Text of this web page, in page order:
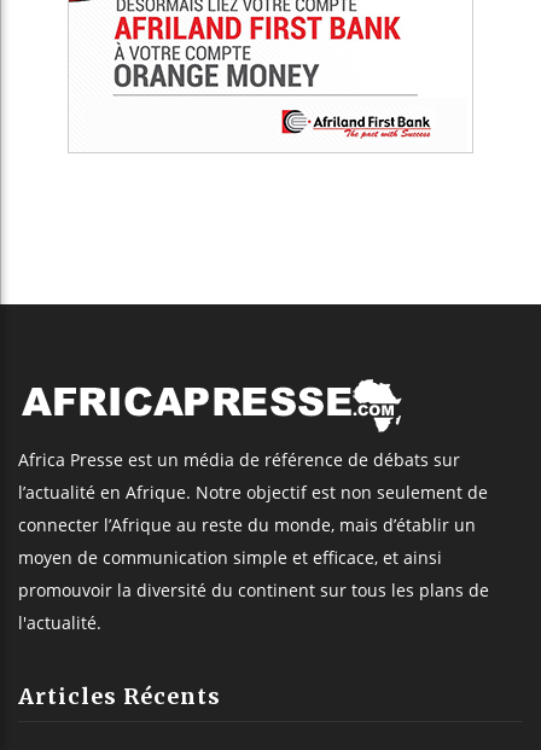
Africa Presse est un média de référence de débats sur
l’actualité en Afrique. Notre objectif est non seulement de
connecter l’Afrique au reste du monde, mais d’établir un
moyen de communication simple et efficace, et ainsi
promouvoir la diversité du continent sur tous les plans de
l'actualité.
Articles Récents